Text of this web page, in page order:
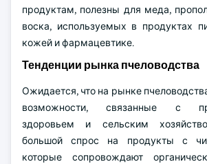
продуктам, полезны для меда,
воска, используемых в продуктах
кожей и фармацевтике.
Тенденции рынка пчеловодства
Ожидается, что на рынке
возможности, связанные с
здоровьем и сельским
большой спрос на продукты с
которые сопровождают